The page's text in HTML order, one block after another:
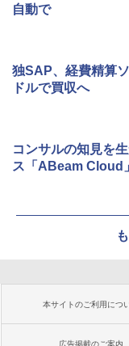
自動で
独SAP、経費精算
ドルで買収へ
コンサルの知見を
ス「ABeam Cloud」
本サイトのご利用につ
広告掲載のご案内